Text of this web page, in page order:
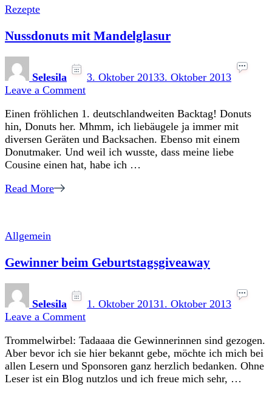
Rezepte
Nussdonuts mit Mandelglasur
Selesila 3. Oktober 20133. Oktober 2013
Leave a Commenton
mit
Mandelglasur
Einen fröhlichen 1. deutschlandweiten Backtag! Donuts
hin, Donuts her. Mhmm, ich liebäugele ja immer mit
diversen Geräten und Backsachen. Ebenso mit einem
Donutmaker. Und weil ich wusste, dass meine liebe
Cousine einen hat, habe ich …
Read More
Allgemein
Gewinner beim Geburtstagsgiveaway
Selesila 1. Oktober 20131. Oktober 2013
Leave a Commenton
beim
Geburtstagsgiveaway
Trommelwirbel: Tadaaaa die Gewinnerinnen sind gezogen.
Aber bevor ich sie hier bekannt gebe, möchte ich mich bei
allen Lesern und Sponsoren ganz herzlich bedanken. Ohne
Leser ist ein Blog nutzlos und ich freue mich sehr, …